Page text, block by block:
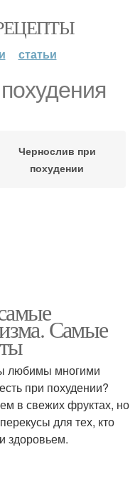
статьи
Чернослив при
похудении
Самые
любимы многими
при похудении?
в свежих фруктах, но
для тех, кто
здоровьем.